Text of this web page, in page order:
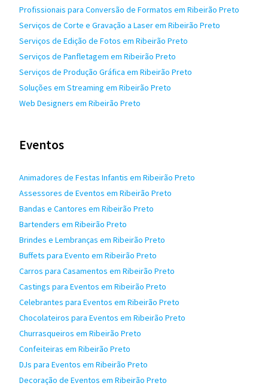
Profissionais para Conversão de Formatos em Ribeirão Preto
Serviços de Corte e Gravação a Laser em Ribeirão Preto
Serviços de Edição de Fotos em Ribeirão Preto
Serviços de Panfletagem em Ribeirão Preto
Serviços de Produção Gráfica em Ribeirão Preto
Soluções em Streaming em Ribeirão Preto
Web Designers em Ribeirão Preto
Eventos
Animadores de Festas Infantis em Ribeirão Preto
Assessores de Eventos em Ribeirão Preto
Bandas e Cantores em Ribeirão Preto
Bartenders em Ribeirão Preto
Brindes e Lembranças em Ribeirão Preto
Buffets para Evento em Ribeirão Preto
Carros para Casamentos em Ribeirão Preto
Castings para Eventos em Ribeirão Preto
Celebrantes para Eventos em Ribeirão Preto
Chocolateiros para Eventos em Ribeirão Preto
Churrasqueiros em Ribeirão Preto
Confeiteiras em Ribeirão Preto
DJs para Eventos em Ribeirão Preto
Decoração de Eventos em Ribeirão Preto